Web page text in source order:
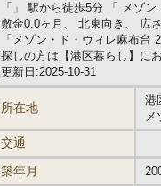
「」 駅から徒歩5分 「 メゾ
敷金0.0ヶ月、 北東向き、 広
「メゾン・ド・ヴィレ麻布
探しの方は【港区暮らし】に
更新日:2025-10-31
所在地
港
メ
交通
築年月